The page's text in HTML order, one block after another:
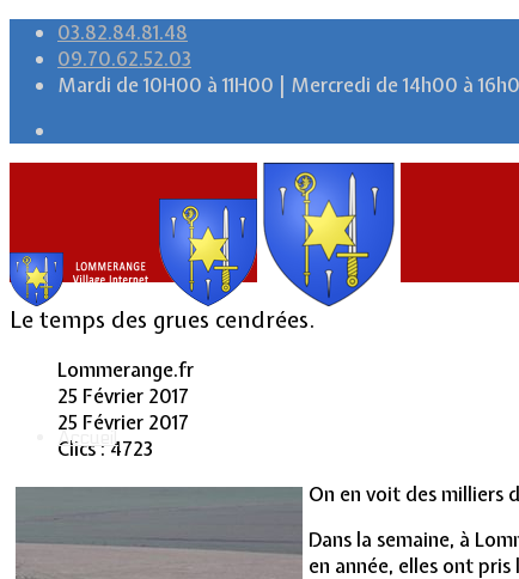
03.82.84.81.48
09.70.62.52.03
Mardi de 10H00 à 11H00 | Mercredi de 14h00 à
Accueil
Vie Municipale
Le temps des grues cendrées.
Lommerange.fr
25 Février 2017
25 Février 2017
Clics : 4723
On en voit des milliers
Dans la semaine, à
en année, elles ont